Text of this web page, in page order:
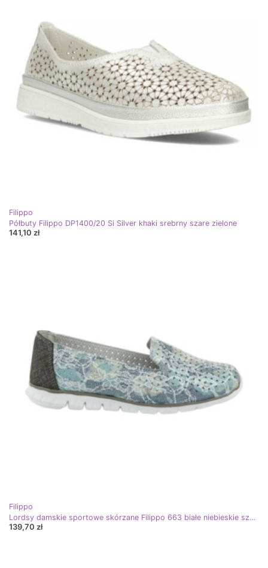
Filippo
Półbuty Filippo DP1400/20 Si Silver khaki srebrny szare zielone
141,10 zł
Filippo
Lordsy damskie sportowe skórzane Filippo 663 białe niebieskie szare zielone
139,70 zł